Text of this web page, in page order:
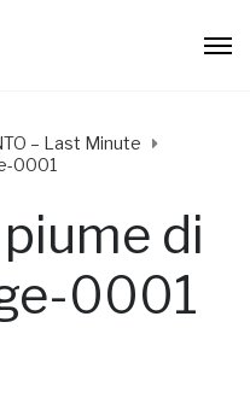
– Last Minute
0001
di
0001